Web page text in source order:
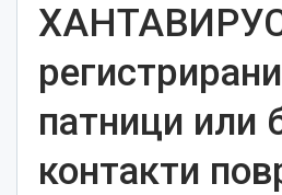
патници или
контакти